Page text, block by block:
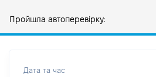
Пройшла автоперевірку:
Дата та час